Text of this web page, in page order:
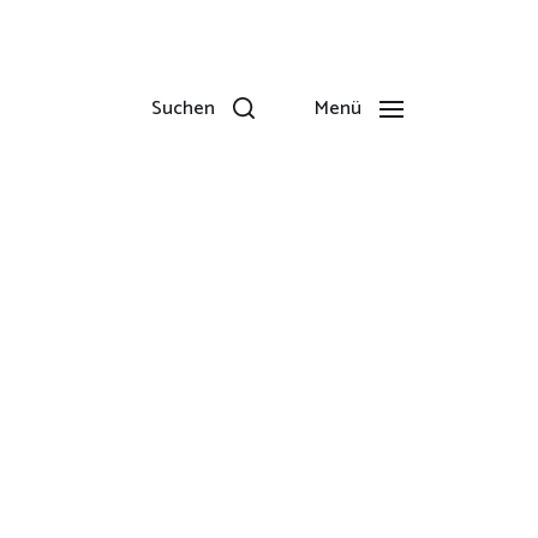
Suchen Menü